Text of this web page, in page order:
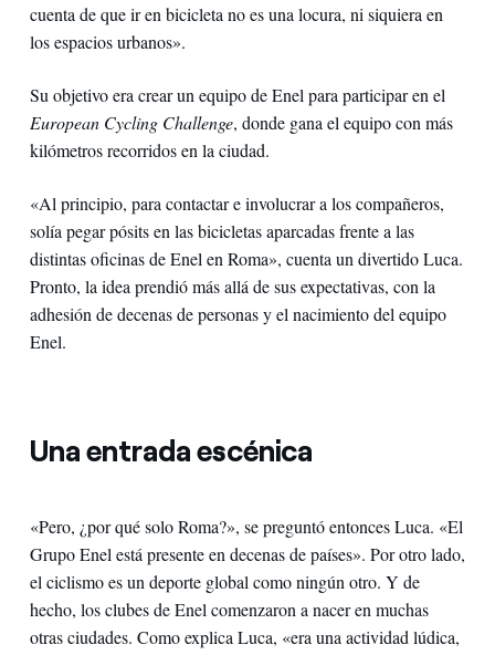
cuenta de que ir en bicicleta no es una locura, ni siquiera en
los espacios urbanos».
Su objetivo era crear un equipo de Enel para participar en el
European Cycling Challenge, donde gana el equipo con más
kilómetros recorridos en la ciudad.
«Al principio, para contactar e involucrar a los compañeros,
solía pegar pósits en las bicicletas aparcadas frente a las
distintas oficinas de Enel en Roma», cuenta un divertido Luca.
Pronto, la idea prendió más allá de sus expectativas, con la
adhesión de decenas de personas y el nacimiento del equipo
Enel.
Una entrada escénica
«Pero, ¿por qué solo Roma?», se preguntó entonces Luca. «El
Grupo Enel está presente en decenas de países». Por otro lado,
el ciclismo es un deporte global como ningún otro. Y de
hecho, los clubes de Enel comenzaron a nacer en muchas
otras ciudades. Como explica Luca, «era una actividad lúdica,